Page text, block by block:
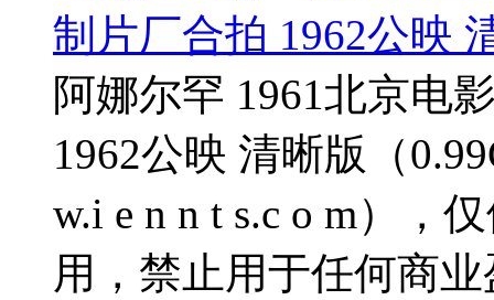
制片厂合拍 1962公映
阿娜尔罕 1961北京电
1962公映 清晰版（
w.i e n n t s.c o m），
用，禁止用于任何商